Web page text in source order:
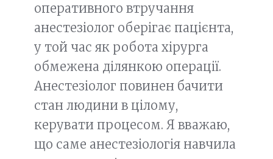
оперативного втручання
анестезіолог оберігає пацієнта,
у той час як робота хірурга
обмежена ділянкою операції.
Анестезіолог повинен бачити
стан людини в цілому,
керувати процесом. Я вважаю,
що саме анестезіологія навчила